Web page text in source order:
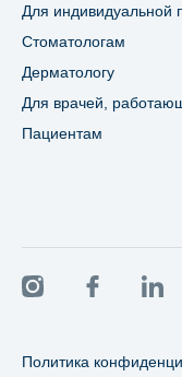
Для индивидуальной
Стоматологам
Дерматологу
Для врачей,
Пациентам
Политика